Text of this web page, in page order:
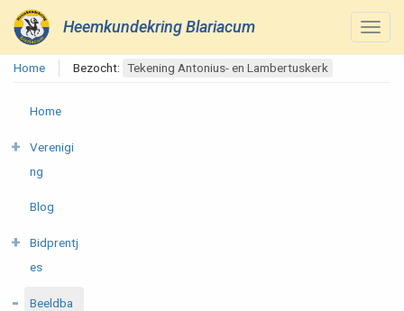
Heemkundekring Blariacum
Home Bezocht: Tekening Antonius- en Lambertuskerk
Home
Verenigi
ng
Blog
Bidprentj
es
Beeldba